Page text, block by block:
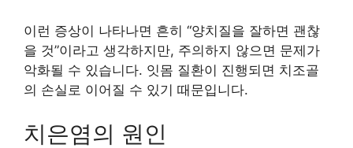
이런 증상이 나타나면 흔히 “양치질을 잘하면 괜찮
을 것”이라고 생각하지만, 주의하지 않으면 문제가
악화될 수 있습니다. 잇몸 질환이 진행되면 치조골
의 손실로 이어질 수 있기 때문입니다.
치은염의 원인